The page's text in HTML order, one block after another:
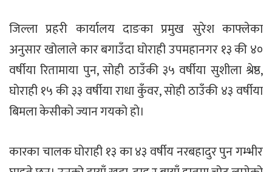
जिल्ला प्रहरी कार्यालय दाङका प्रमुख सुरेश काफ्लेका
अनुसार खोलाले कार बगाउँदा घोराही उपमहानगर १३ की ४०
वर्षीया रितामाया पुन, सोही ठाउँकी ३५ वर्षीया सुशीला श्रेष्ठ,
घोराही १५ की ३३ वर्षीया राधा कुँवर, सोही ठाउँकी ४३ वर्षीया
बिमला केसीको ज्यान गयको हो।
कारका चालक घोराही १३ का ४३ वर्षीय नरबहादुर पुन गम्भीर